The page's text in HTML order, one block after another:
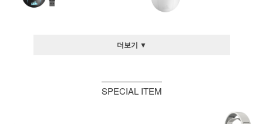
더보기 ▼
SPECIAL ITEM